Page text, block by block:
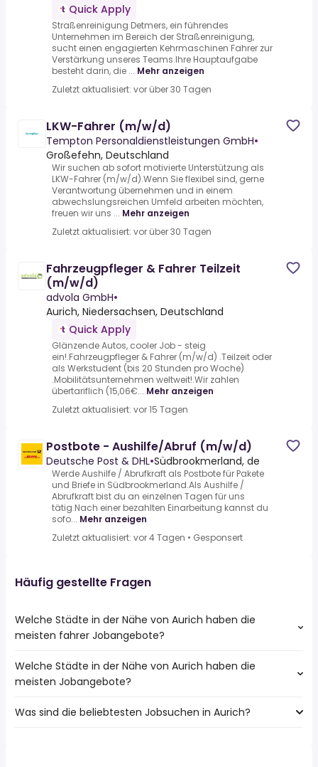
Quick Apply
Straßenreinigung Detmers, ein führendes
Unternehmen im Bereich der Straßenreinigung,
sucht einen engagierten Kehrmaschinen Fahrer zur
Verstärkung unseres Teams.Ihre Hauptaufgabe
besteht darin, die ... Mehr anzeigen
Zuletzt aktualisiert: vor über 30 Tagen
LKW-Fahrer (m/w/d)
Tempton Personaldienstleistungen GmbH•
Großefehn, Deutschland
Wir suchen ab sofort motivierte Unterstützung als
LKW-Fahrer (m/w/d).Wenn Sie flexibel sind, gerne
Verantwortung übernehmen und in einem
abwechslungsreichen Umfeld arbeiten möchten,
freuen wir uns ... Mehr anzeigen
Zuletzt aktualisiert: vor über 30 Tagen
Fahrzeugpfleger & Fahrer Teilzeit
(m/w/d)
advola GmbH•
Aurich, Niedersachsen, Deutschland
Quick Apply
Glänzende Autos, cooler Job - steig
ein!.Fahrzeugpfleger & Fahrer (m/w/d) .Teilzeit oder
als Werkstudent (bis 20 Stunden pro Woche)
.Mobilitätsunternehmen weltweit!.Wir zahlen
übertariflich (15,06€... Mehr anzeigen
Zuletzt aktualisiert: vor 15 Tagen
Postbote - Aushilfe/Abruf (m/w/d)
Deutsche Post & DHL•Südbrookmerland, de
Werde Aushilfe / Abrufkraft als Postbote für Pakete
und Briefe in Südbrookmerland.Als Aushilfe /
Abrufkraft bist du an einzelnen Tagen für uns
tätig.Nach einer bezahlten Einarbeitung kannst du
sofo... Mehr anzeigen
Zuletzt aktualisiert: vor 4 Tagen • Gesponsert
Häufig gestellte Fragen
Welche Städte in der Nähe von Aurich haben die
meisten fahrer Jobangebote?
Städte in der Nähe von Aurich mit den meisten fahrer
Jobs:
Leer (Ostfriesland)
Welche Städte in der Nähe von Aurich haben die
meisten Jobangebote?
10 Städte in der Nähe von Aurich mit den meisten
Was sind die beliebtesten Jobsuchen in Aurich?